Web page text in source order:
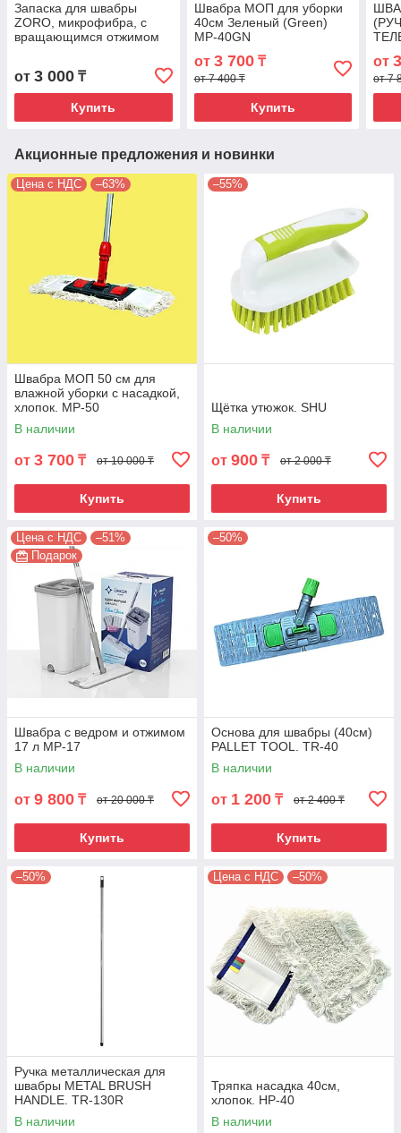
Запаска для швабры
ZORO, микрофибра, с
вращающимся отжимом
от 3 000 ₸
Купить
Швабра МОП для уборки
40см Зеленый (Green)
MP-40GN
от 3 700₸
от 7 400 ₸
Купить
от
от 7
Акционные предложения и новинки
Цена с НДС –63%
Швабра МОП 50 см для
влажной уборки с насадкой,
хлопок. MP-50
В наличии
от 3 700 ₸ от 10 000 ₸
Купить
–55%
Щётка утюжок. SHU
В наличии
от 900 ₸ от 2 000 ₸
Купить
Цена с НДС
–51%
Подарок
Швабра с ведром и отжимом
17 л MP-17
В наличии
от 9 800 ₸ от 20 000 ₸
Купить
–50%
Основа для швабры (40см)
PALLET TOOL. TR-40
В наличии
от 1 200 ₸ от 2 400 ₸
Купить
–50%
Ручка металлическая для
швабры METAL BRUSH
HANDLE. TR-130R
В наличии
Цена с НДС –50%
Тряпка насадка 40см,
хлопок. HP-40
В наличии